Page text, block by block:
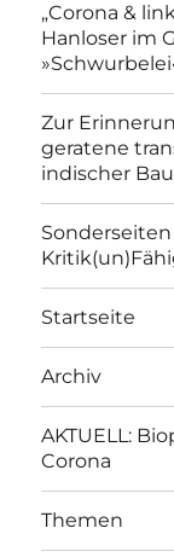
„Corona &
Hanloser im
Zur
geratene
indischer
Startseite
Archiv
AKTUELL:
Corona
Themen